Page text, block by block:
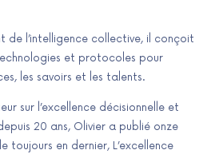
de l’intelligence collective, il conçoit
et protocoles pour
les savoirs et les talents.
sur l’excellence décisionnelle et
20 ans, Olivier a publié onze
toujours en dernier, L’excellence